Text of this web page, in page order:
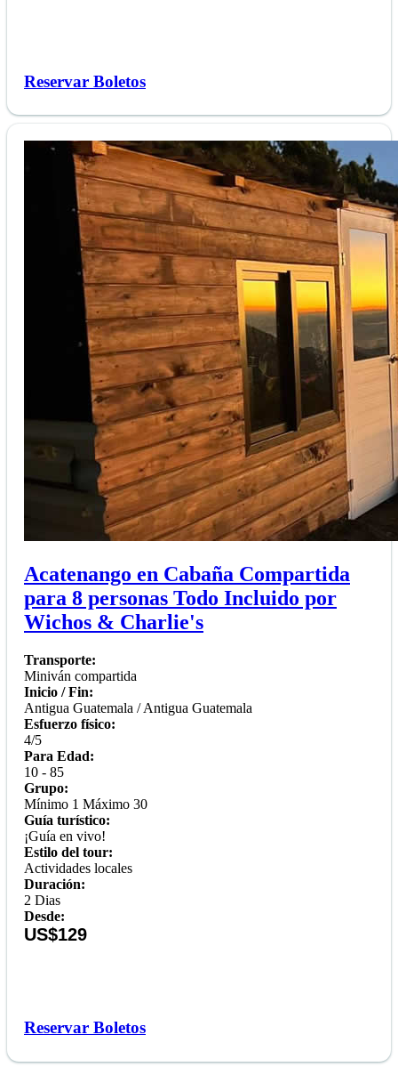
Reservar Boletos
Acatenango en Cabaña Compartida
para 8 personas Todo Incluido por
Wichos & Charlie's
Transporte:
Miniván compartida
Inicio / Fin:
Antigua Guatemala / Antigua Guatemala
Esfuerzo físico:
4/5
Para Edad:
10 - 85
Grupo:
Mínimo 1 Máximo 30
Guía turístico:
¡Guía en vivo!
Estilo del tour:
Actividades locales
Duración:
2 Dias
Desde:
US$129
Reservar Boletos